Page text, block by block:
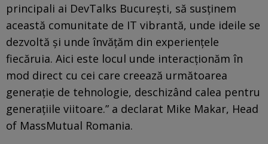
principali ai DevTalks București, să susținem
această comunitate de IT vibrantă, unde ideile se
dezvoltă și unde învățăm din experiențele
fiecăruia. Aici este locul unde interacționăm în
mod direct cu cei care creează următoarea
generație de tehnologie, deschizând calea pentru
generațiile viitoare.” a declarat Mike Makar, Head
of MassMutual Romania.